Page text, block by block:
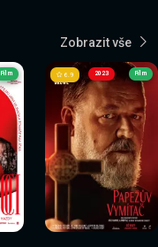
Zobrazit vše
Film 2023
Sledovat
nyní
6.9 Film
Sledovat
nyní